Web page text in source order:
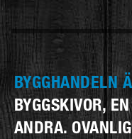
BYGGHANDELN
BYGGSKIVOR,
ANDRA.